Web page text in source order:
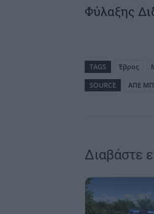
Φύλαξης
TAGS Έβρος
SOURCE
ΑΠΕ
Διαβάστε